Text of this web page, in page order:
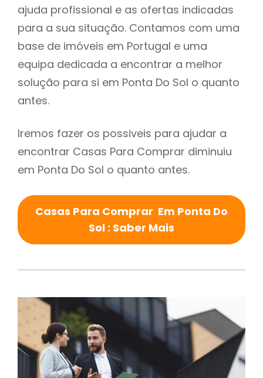
ajuda profissional e as ofertas indicadas
para a sua situação. Contamos com uma
base de imóveis em Portugal e uma
equipa dedicada a encontrar a melhor
solução para si em Ponta Do Sol o quanto
antes.
Iremos fazer os possiveis para ajudar a
encontrar Casas Para Comprar diminuiu
em Ponta Do Sol o quanto antes.
Casas Para Comprar Em Ponta Do
Sol : Saber Mais